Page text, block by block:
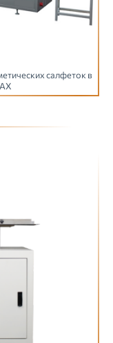
салфеток в